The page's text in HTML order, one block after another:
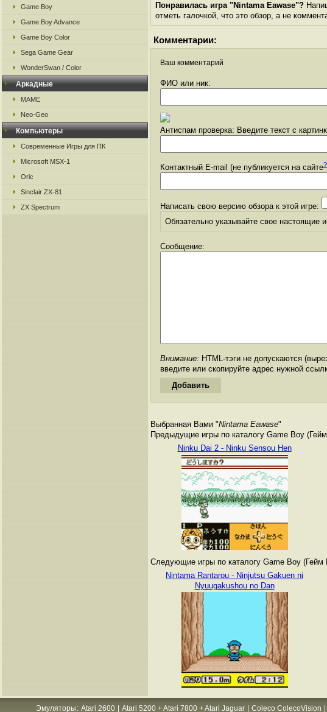
Game Boy
Game Boy Advance
Game Boy Color
Sega Game Gear
WonderSwan / Color
Аркадные
MAME
Neo-Geo
Компьютеры
Современные Игры для ПК
Microsoft MSX-1
Oric
Sinclair ZX-81
ZX Spectrum
Понравилась игра "Nintama Eawase"?
отметь галочкой, что это обзор, а не
Комментарии:
Ваш комментарий
ФИО или ник:
Антиспам проверка: Введите текст с
Контактный E-mail (не публикуется на сайте?
Написать свою версию обзора к этой игре:
Обязательно указывайте свое настоящие
Сообщение:
Внимание: HTML-тэги не допускаются
введите или скопируйте адрес нужной
Выбранная Вами "Nintama Eawase"
Предыдущие игры по каталогу Game Boy
Ninku Dai 2 - Ninku Sensou Hen
Следующие игры по каталогу Game Boy (Гейм
Nintama Rantarou - Ninjutsu Gakuen ni
Nyuugakushou no Dan
Эмуляторы : Atari 2600 Atari 5200 + Atari 7800 + Atari Jaguar Coleco ColecoVision